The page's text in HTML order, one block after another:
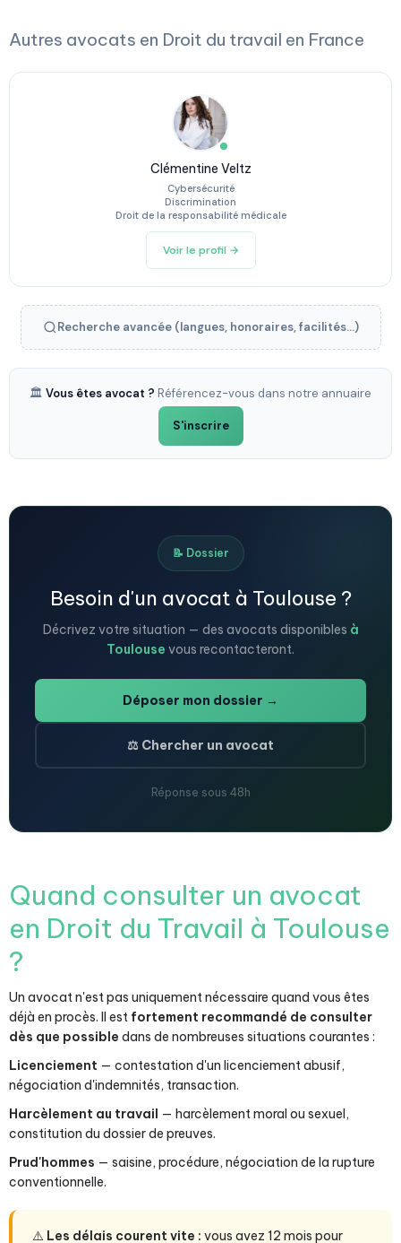
Autres avocats en Droit du travail en France
Clémentine Veltz
Cybersécurité
Discrimination
Droit de la responsabilité médicale
Voir le profil →
Recherche avancée (langues, honoraires, facilités...)
🏛️ Vous êtes avocat ? Référencez-vous dans notre annuaire
S'inscrire
📝 Dossier
Besoin d'un avocat à Toulouse ?
Décrivez votre situation — des avocats disponibles à
Toulouse vous recontacteront.
Déposer mon dossier →
⚖️ Chercher un avocat
Réponse sous 48h
Quand consulter un avocat
en Droit du Travail à Toulouse
?
Un avocat n'est pas uniquement nécessaire quand vous êtes
déjà en procès. Il est fortement recommandé de consulter
dès que possible dans de nombreuses situations courantes :
Licenciement — contestation d'un licenciement abusif,
négociation d'indemnités, transaction.
Harcèlement au travail — harcèlement moral ou sexuel,
constitution du dossier de preuves.
Prud'hommes — saisine, procédure, négociation de la rupture
conventionnelle.
⚠️ Les délais courent vite : vous avez 12 mois pour